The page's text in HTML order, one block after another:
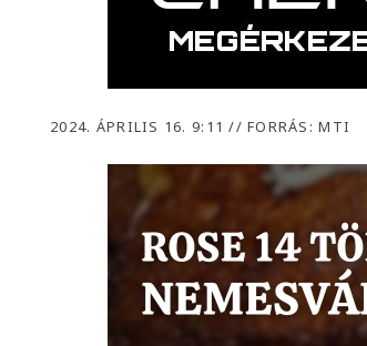
2024. ÁPRILIS 16. 9:11// FORRÁS: MTI